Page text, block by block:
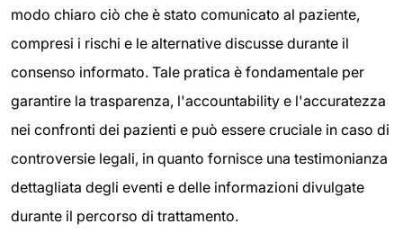
modo chiaro ciò che è stato comunicato al paziente,
compresi i rischi e le alternative discusse durante il
consenso informato. Tale pratica è fondamentale per
garantire la trasparenza, l'accountability e l'accuratezza
nei confronti dei pazienti e può essere cruciale in caso di
controversie legali, in quanto fornisce una testimonianza
dettagliata degli eventi e delle informazioni divulgate
durante il percorso di trattamento.